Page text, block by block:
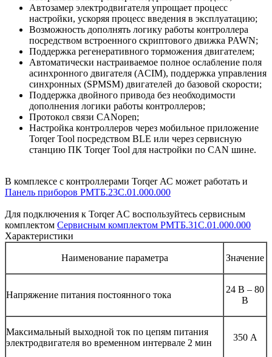
Автозамер электродвигателя упрощает процесс
настройки, ускоряя процесс введения в эксплуатацию;
Возможность дополнять логику работы контроллера
посредством встроенного скриптового движка PAWN;
Поддержка регенеративного торможения двигателем;
Автоматически настраиваемое полное ослабление поля
асинхронного двигателя (ACIM), поддержка управления
синхронных (SPMSM) двигателей до базовой скорости;
Поддержка двойного привода без необходимости
дополнения логики работы контроллеров;
Протокол связи CANopen;
Настройка контроллеров через мобильное приложение
Torqer Tool посредством BLE или через сервисную
станцию ПК Torqer Tool для настройки по CAN шине.
В комплексе с контроллерами Torqer АС может работать и
Панель приборов РМТБ.23С.01.000.000
Для подключения к Torqer AC воспользуйтесь сервисным
комплектом Сервисным комплектом РМТБ.31С.01.000.000
Характеристики
Наименование параметра Значение
Напряжение питания постоянного тока
24 В – 80
В
Максимальный выходной ток по цепям питания
электродвигателя во временном интервале 2 мин
350 А